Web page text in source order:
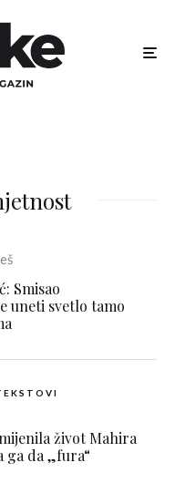
Smisao
uneti svetlo tamo
život Mahira
ga da „fura“